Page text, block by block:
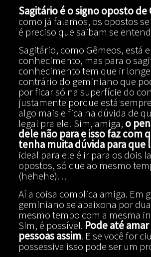
Sagitário é o signo oposto de
como já falamos, os opostos
é preciso que saibam se
Sagitário, como Gêmeos, está
conhecimento, mas para o
conhecimento tem que ir
contrário do geminiano que
por ficar só na superfície do
justamente porque está
algo mais e fica na dúvida de
legal pra ele! Sim, amiga, o
dele não para e isso faz com
tenha muita dúvida para que
ideal para ele é ir para os dois
opostos, só que ao mesmo
(hehehe)…
Aí a coisa complica amiga. Em
geminiano se apaixona por
mesmo tempo com a mesma
Sim, é possível. Pode até
pessoas assim. E se você for
possessiva isso pode ser um